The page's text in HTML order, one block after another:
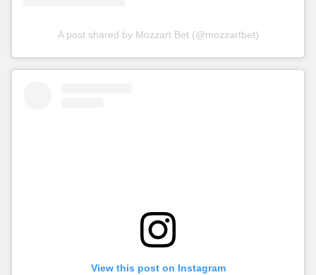
A post shared by Mozzart Bet (@mozzartbet)
View this post on Instagram